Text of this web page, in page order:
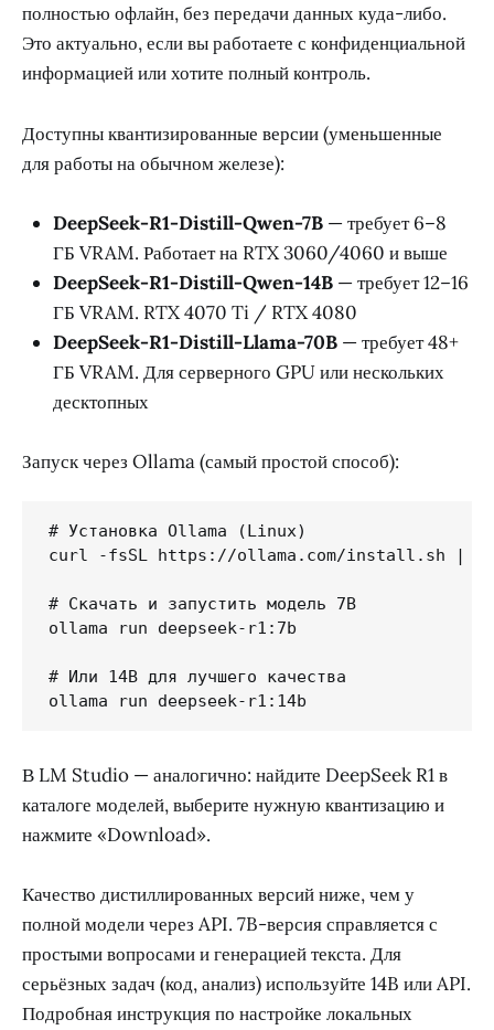
полностью офлайн, без передачи данных куда-либо.
Это актуально, если вы работаете с конфиденциальной
информацией или хотите полный контроль.
Доступны квантизированные версии (уменьшенные
для работы на обычном железе):
DeepSeek-R1-Distill-Qwen-7B — требует 6–8
ГБ VRAM. Работает на RTX 3060/4060 и выше
DeepSeek-R1-Distill-Qwen-14B — требует 12–16
ГБ VRAM. RTX 4070 Ti / RTX 4080
DeepSeek-R1-Distill-Llama-70B — требует 48+
ГБ VRAM. Для серверного GPU или нескольких
десктопных
Запуск через Ollama (самый простой способ):
# Установка Ollama (Linux)
curl -fsSL https://ollama.com/install.sh | sh
# Скачать и запустить модель 7B
ollama run deepseek-r1:7b
# Или 14B для лучшего качества
ollama run deepseek-r1:14b
В LM Studio — аналогично: найдите DeepSeek R1 в
каталоге моделей, выберите нужную квантизацию и
нажмите «Download».
Качество дистиллированных версий ниже, чем у
полной модели через API. 7B-версия справляется с
простыми вопросами и генерацией текста. Для
серьёзных задач (код, анализ) используйте 14B или API.
Подробная инструкция по настройке локальных